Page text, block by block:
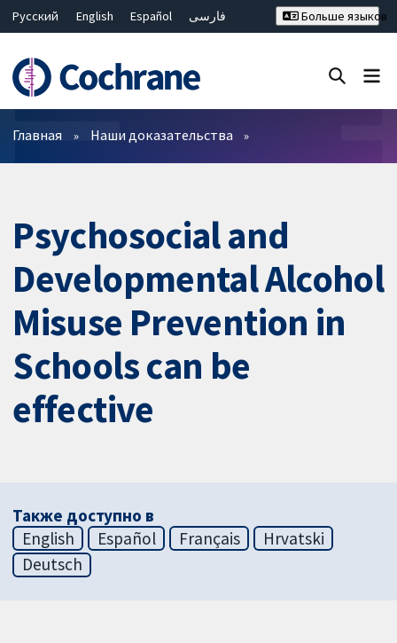
Русский English Español
فارسی
Bahasa Malaysia
ไทย
繁體中文
简体中文
Больше языков
Фильтры
Главная Наши доказательства
Psychosocial and
Developmental Alcohol
Misuse Prevention in
Schools can be
effective
Также доступно в
English
Español Français
Hrvatski
Deutsch